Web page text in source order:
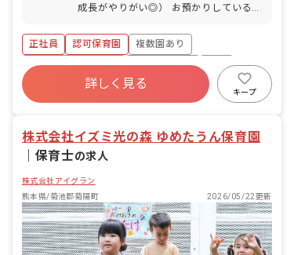
成長がやりがい◎） お預かりしている子
・食事・睡眠・排泄・清潔・衣類の着脱
等 ・集団生活を通じた社会性の装着 ・
行事の計画・実行、お知らせの作成
正社員 認可保育園
複数園あり
ボーナス・賞与あり
社会保険完備
有給
福利厚生充実
退職金制度
昇給昇進あり
詳しく見る
キープ
株式会社イズミ光の森 ゆめたうん保育園
保育士の求人
株式会社アイグラン
熊本県/菊池郡菊陽町
2026/05/22更新